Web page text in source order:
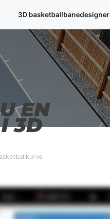
3D basketballbanedesigner
EN
3D